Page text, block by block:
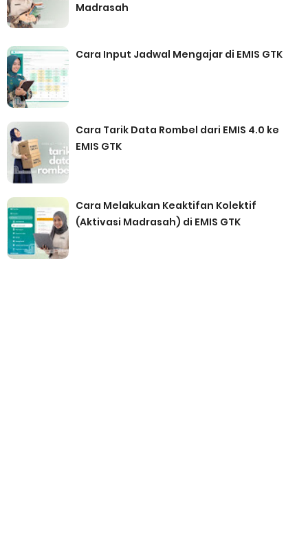
Madrasah
Cara Input Jadwal Mengajar di EMIS GTK
Cara Tarik Data Rombel dari EMIS 4.0 ke
EMIS GTK
Cara Melakukan Keaktifan Kolektif
(Aktivasi Madrasah) di EMIS GTK